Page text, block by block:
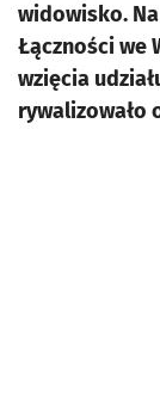
widowisko.
Łączności we
wzięcia
rywalizowało